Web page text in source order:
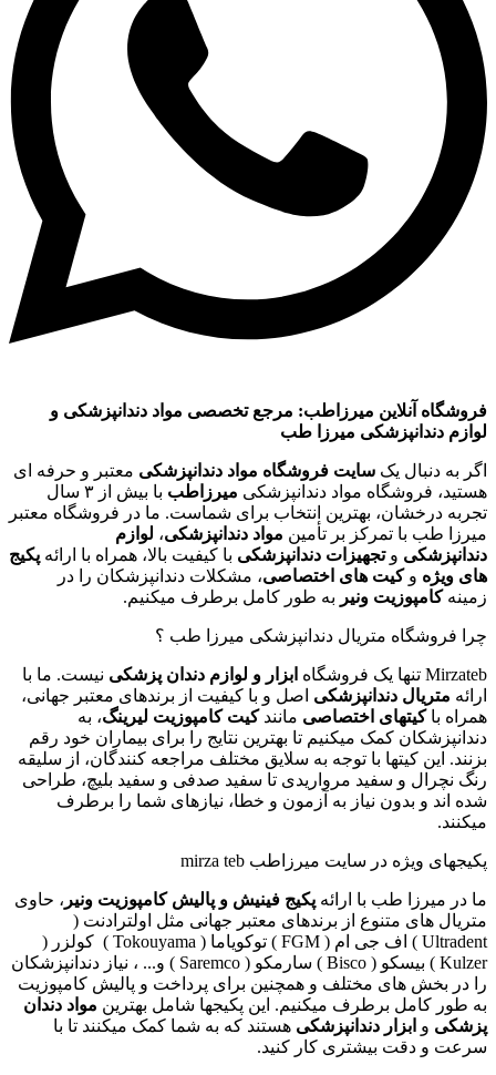
فروشگاه آنلاین میرزاطب: مرجع تخصصی مواد دندانپزشکی و
لوازم دندانپزشکی میرزا طب
اگر به دنبال یک سایت فروشگاه مواد دندانپزشکی معتبر و حرفه ای
هستید، فروشگاه مواد دندانپزشکی میرزاطب
با بیش از ۳ سال
تجربه درخشان، بهترین انتخاب برای شماست. ما در فروشگاه معتبر
میرزا طب با تمرکز بر تأمین مواد دندانپزشکی، لوازم
دندانپزشکی وتجهیزات دندانپزشکی با کیفیت بالا، همراه با ارائه پکیج
های ویژه وکیت های اختصاصی، مشکلات دندانپزشکان را در
زمینهکامپوزیت ونیر به طور کامل برطرف میکنیم.
چرا فروشگاه متریال دندانپزشکی میرزا طب ؟
Mirzateb تنها یک فروشگاه ابزار و لوازم دندان پزشکی نیست. ما با
ارائه متریال دندانپزشکی اصل و با کیفیت از برندهای معتبر جهانی،
همراه باکیتهای اختصاصی مانندکیت کامپوزیت لیرینگ، به
دندانپزشکان کمک میکنیم تا بهترین نتایج را برای بیماران خود رقم
بزنند. این کیتها با توجه به سلایق مختلف مراجعه کنندگان، از سلیقه
رنگ نچرال و سفید مرواریدی تا سفید صدفی و سفید بلیچ، طراحی
شده اند و بدون نیاز به آزمون و خطا، نیازهای شما را برطرف
میکنند.
پکیجهای ویژه در سایت میرزاطب mirza teb
ما در میرزا طب با ارائه پکیج فینیش و پالیش کامپوزیت ونیر ، حاوی
متریال های متنوع از برندهای معتبر جهانی مثل اولترادنت (
Ultradent ) اف جی ام ( FGM ) توکویاما ( Tokouyama ) کولزر (
Kulzer ) بیسکو ( Bisco ) سارمکو ( Saremco ) و... ، نیاز دندانپزشکان
را در بخش های مختلف و همچنین برای پرداخت و پالیش کامپوزیت
به طور کامل برطرف میکنیم. این پکیجها شامل بهترین مواد دندان
پزشکی و ابزار دندانپزشکی هستند که به شما کمک میکنند تا با
سرعت و دقت بیشتری کار کنید.